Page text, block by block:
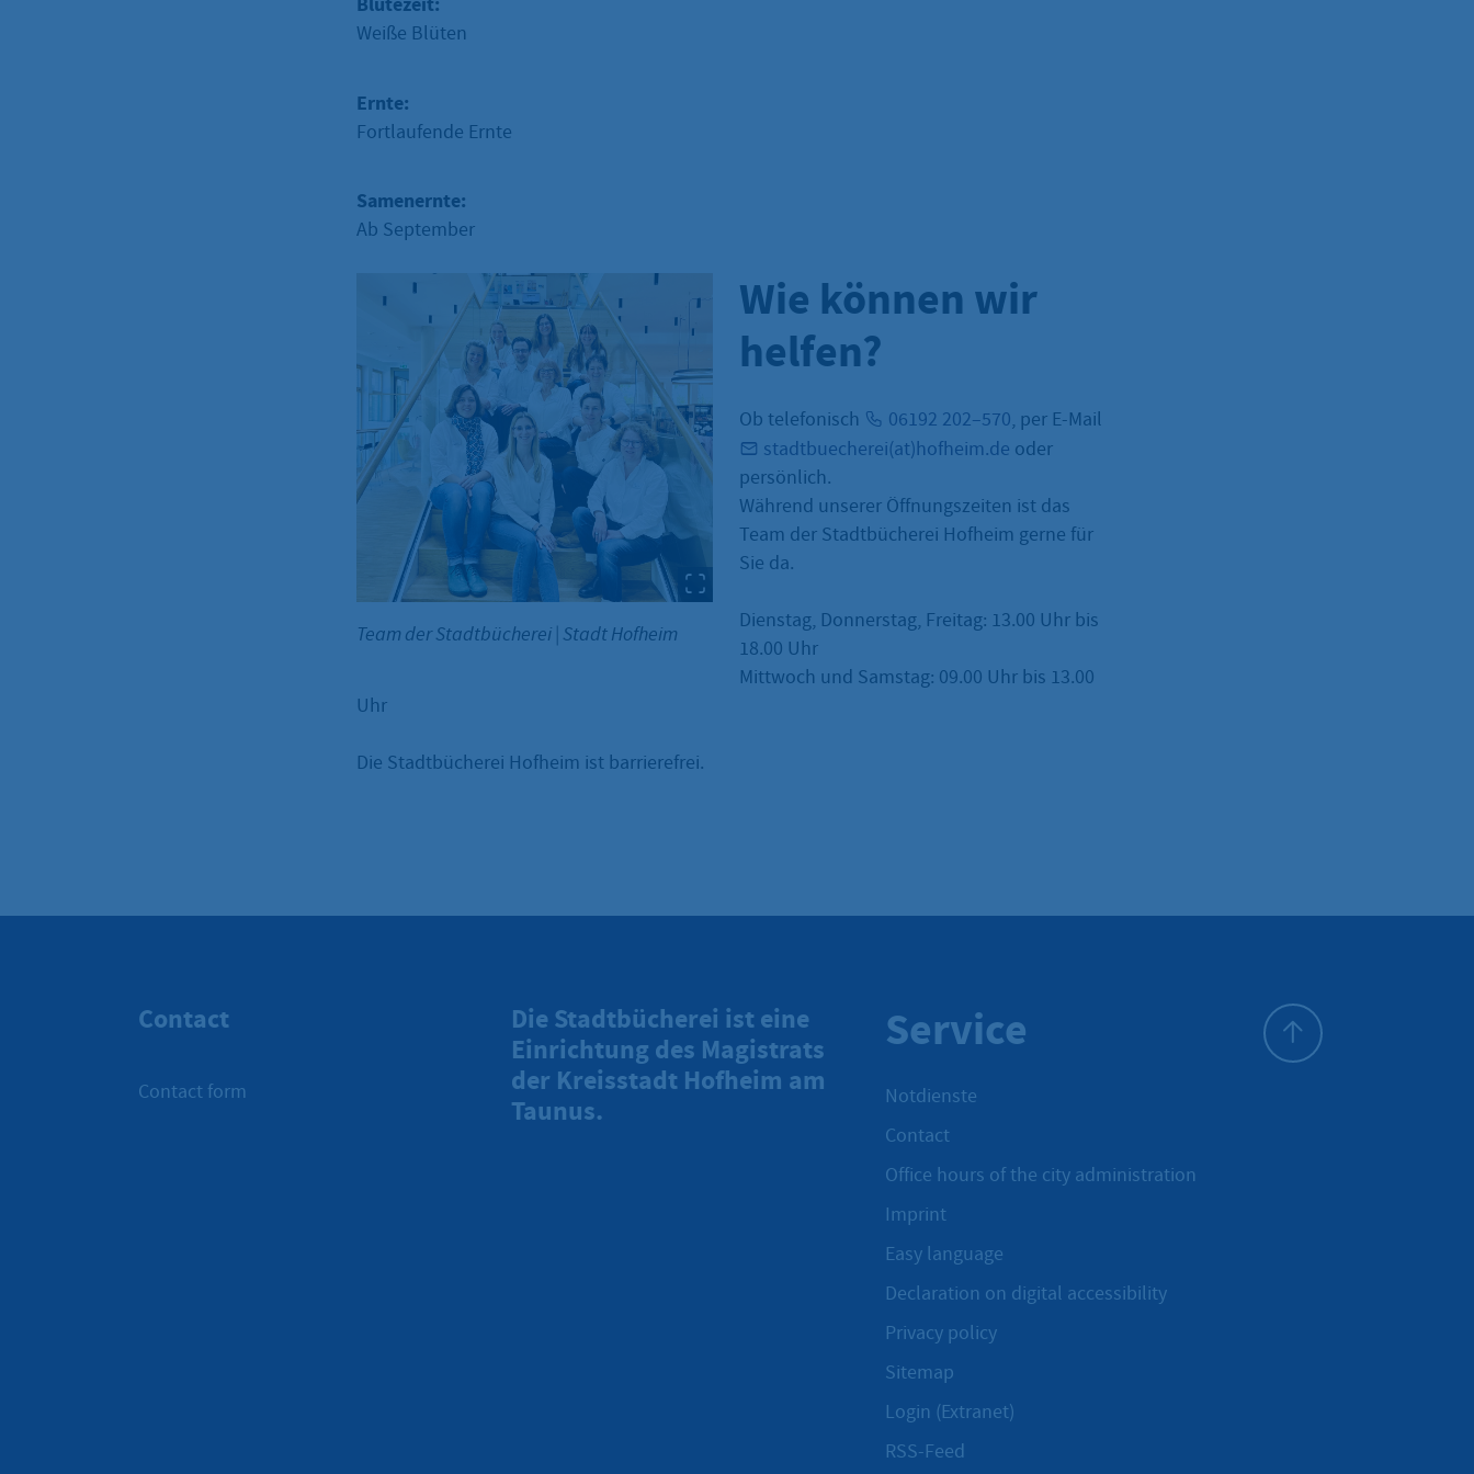
Weiße Blüten
Ernte:
Fortlaufende Ernte
Samenernte:
Ab September
Team der Stadtbücherei | Stadt Hofheim
Wie können wir
helfen?
Ob telefonisch 06192 202–570, per E-Mail
stadtbuecherei(at)hofheim.de oder
persönlich.
Während unserer Öffnungszeiten ist das
Team der Stadtbücherei Hofheim gerne für
Sie da.
Dienstag, Donnerstag, Freitag: 13.00 Uhr bis
18.00 Uhr
Mittwoch und Samstag: 09.00 Uhr bis 13.00
Uhr
Die Stadtbücherei Hofheim ist barrierefrei.
Contact
Contact form
Die Stadtbücherei ist eine
Einrichtung des Magistrats
der Kreisstadt Hofheim am
Taunus.
Service
Notdienste
Contact
Office hours of the city administration
Imprint
Easy language
Declaration on digital accessibility
Privacy policy
Sitemap
Login (Extranet)
RSS-Feed